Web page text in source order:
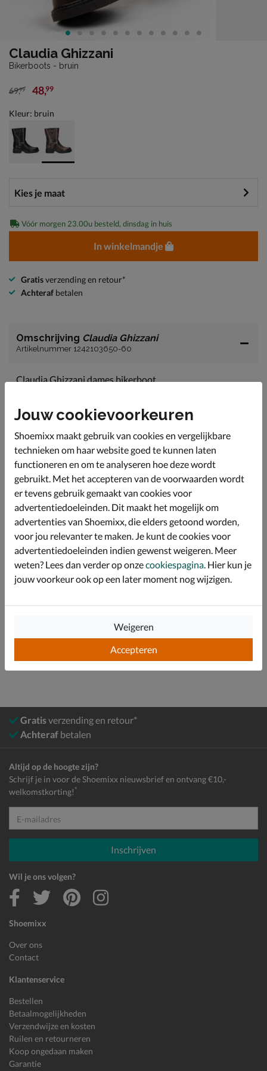
Claudia Ghizzani
Bikerboots - bruin
van € 69,99 voor € 48,99
69,99 48,99
Kleur: bruin
Vóór morgen 23.00u besteld, dinsdag in huis
In winkelmandje
Gratisverzending en retour*
Achteraf betalen
Omschrijving Claudia Ghizzani
Artikelnummer 1242103650-60
Claudia Ghizzani dames bikerboot
ons en geven een tough edge aan je kleding.
wreef.
Gevoerd met textiel en licht gewatteerd. Dit zorgt voor
een zacht draaggevoel tijdens het lopen.
Bevat een imitatieleren voetbed.
Afgewerkt met een stevige rubberen loopzool met
blokhak van 4cm.
Specificaties
Over Claudia Ghizzani
Bekijk meer
Boots
Gratisverzending en retour*
Achteraf betalen
Shoemixx
Over ons
Contact
Klantenservice
Bestellen
Betaalmogelijkheden
Verzendwijze en kosten
Ruilen en retourneren
Koop ongedaan maken
Garantie
Altijd op de hoogte zijn?
Schrijf je in voor de Shoemixx nieuwsbrief en ontvang €10,-
welkomstkorting! *
E-mailadres
Inschrijven
Wil je ons volgen?
Jouw cookievoorkeuren
Shoemixx maakt gebruik van cookies en vergelijkbare
technieken om haar website goed te kunnen laten
functioneren en om te analyseren hoe deze wordt
gebruikt. Met het accepteren van de voorwaarden wordt
er tevens gebruik gemaakt van cookies voor
advertentiedoeleinden. Dit maakt het mogelijk om
advertenties van Shoemixx, die elders getoond worden,
voor jou relevanter te maken. Je kunt de cookies voor
advertentiedoeleinden indien gewenst weigeren. Meer
weten? Lees dan verder op onzecookiespagina . Hier kun je
jouw voorkeur ook op een later moment nog wijzigen.
Accepteren
Weigeren